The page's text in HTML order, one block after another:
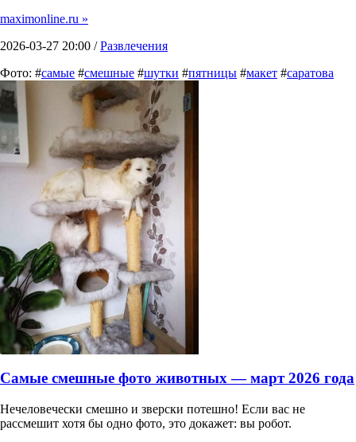
maximonline.ru »
2026-03-27 20:00 /Развлечения
Фото: #самые #смешные #шутки #пятницы #макет #саратова
Самые смешные фото животных — март 2026 года
Нечеловечески смешно и зверски потешно! Если вас не
рассмешит хотя бы одно фото, это докажет: вы робот.